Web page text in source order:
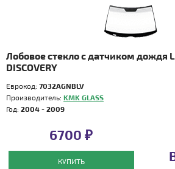
Лобовое стекло с датчиком дождя
DISCOVERY
Еврокод: 7032AGNBLV
Производитель: KMK GLASS
Год: 2004 - 2009
6700 ₽
КУПИТЬ